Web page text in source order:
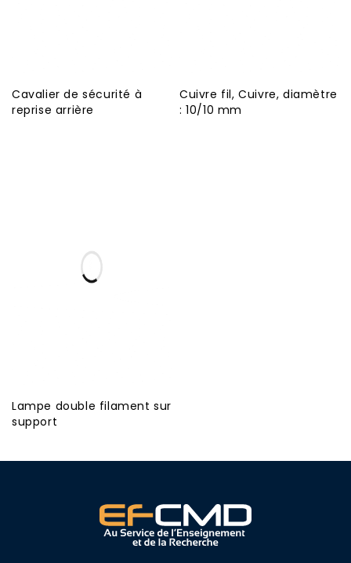
Cavalier de sécurité à
reprise arrière
Cuivre fil, Cuivre, diamètre
: 10/10 mm
Lampe double filament sur
support